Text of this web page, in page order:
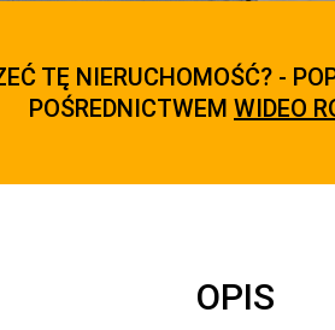
TĘ NIERUCHOMOŚĆ? -
POŚREDNICTWEM WIDEO
OPIS